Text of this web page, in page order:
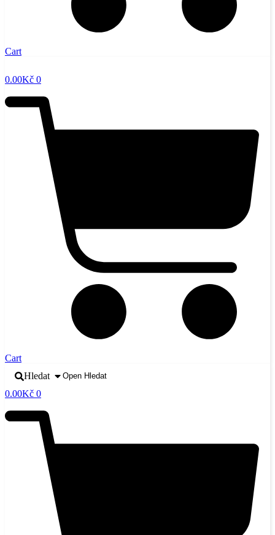
Cart
0.00Kč 0
Cart
Hledat
Open Hledat
0.00Kč 0